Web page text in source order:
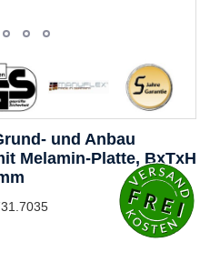
und Anbau
Melamin-Platte, BxTxH